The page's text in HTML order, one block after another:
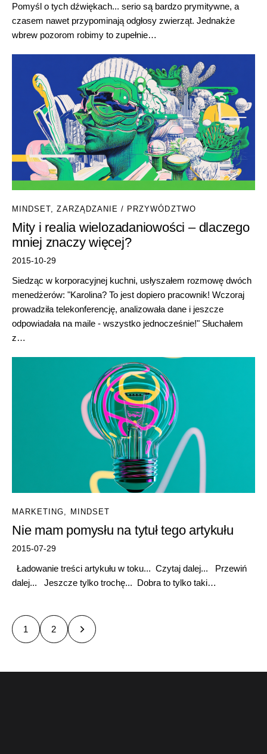
Pomyśl o tych dźwiękach... serio są bardzo prymitywne, a
czasem nawet przypominają odgłosy zwierząt. Jednakże
wbrew pozorom robimy to zupełnie…
MINDSET,ZARZĄDZANIE / PRZYWÓDZTWO
Mity i realia wielozadaniowości – dlaczego
mniej znaczy więcej?
2015-10-29
Siedząc w korporacyjnej kuchni, usłyszałem rozmowę dwóch
menedżerów: "Karolina? To jest dopiero pracownik! Wczoraj
prowadziła telekonferencję, analizowała dane i jeszcze
odpowiadała na maile - wszystko jednocześnie!" Słuchałem
z…
MARKETING, MINDSET
Nie mam pomysłu na tytuł tego artykułu
2015-07-29
Ładowanie treści artykułu w toku... Czytaj dalej... Przewiń
dalej... Jeszcze tylko trochę... Dobra to tylko taki…
1 2
>